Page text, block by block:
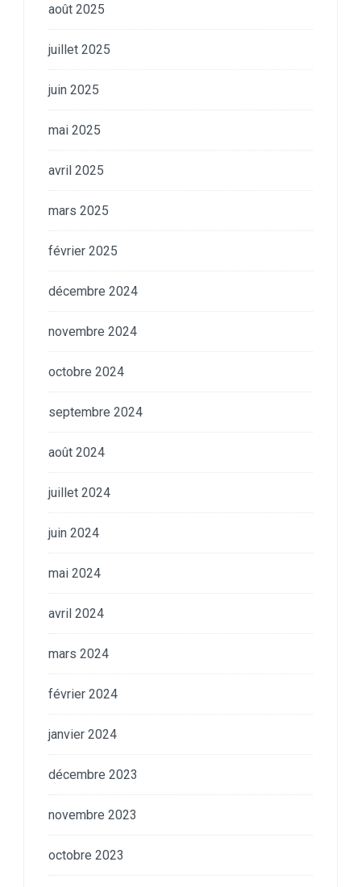
août 2025
juillet 2025
juin 2025
mai 2025
avril 2025
mars 2025
février 2025
décembre 2024
novembre 2024
octobre 2024
septembre 2024
août 2024
juillet 2024
juin 2024
mai 2024
avril 2024
mars 2024
février 2024
janvier 2024
décembre 2023
novembre 2023
octobre 2023